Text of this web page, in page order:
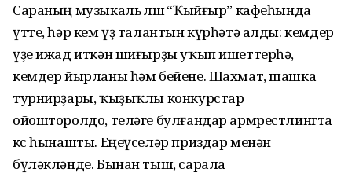
Сараның музыкаль өлөшө “Ҡыйғыр” кафеһында
үтте, һәр кем үҙ талантын күрһәтә алды: кемдер
үҙе ижад иткән шиғырҙы уҡып ишеттерһә,
кемдер йырланы һәм бейене. Шахмат, шашка
турнирҙары, ҡыҙыҡлы конкурстар
ойошторолдо, теләге булғандар армрестлингта
көс һынашты. Еңеүселәр приздар менән
бүләкләнде. Бынан тыш, сарала